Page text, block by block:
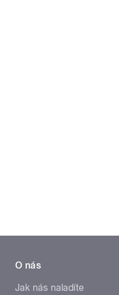
O nás
Jak nás naladíte